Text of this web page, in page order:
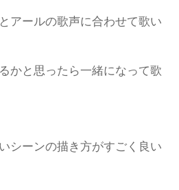
アールの歌声に合わせて歌い
かと思ったら一緒になって歌
シーンの描き方がすごく良い